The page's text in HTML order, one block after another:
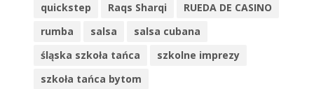
quickstep
Raqs Sharqi
RUEDA DE CASINO
rumba
salsa
salsa cubana
śląska szkoła tańca
szkolne imprezy
szkoła tańca bytom